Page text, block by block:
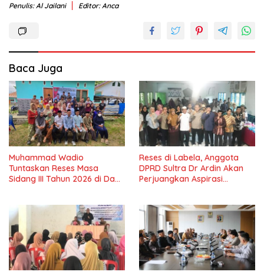
Penulis: Al Jailani Editor: Anca
Baca Juga
Muhammad Wadio
Tuntaskan Reses Masa
Sidang III Tahun 2026 di Dapil
Reses di Labela, Anggota
DPRD Sultra Dr Ardin Akan
Perjuangkan Aspirasi